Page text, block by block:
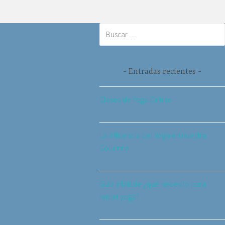
Entradas recientes
Clases de Yoga Online
La influencia del Yoga en nuestra
Columna
Guía infalible ¿qué necesito para
hacer yoga?